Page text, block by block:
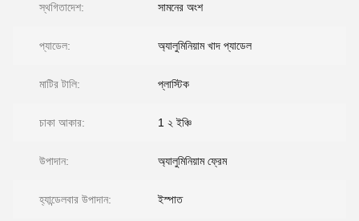
স্থগিতাদেশ: সামনের অংশ
প্যাডেল: অ্যালুমিনিয়াম খাদ প্যাডেল
মাটির টালি: প্লাস্টিক
চাকা আকার: 1 ২ ইঞ্চি
উপাদান: অ্যালুমিনিয়াম ফ্রেম
হ্যান্ডেলবার উপাদান: ইস্পাত